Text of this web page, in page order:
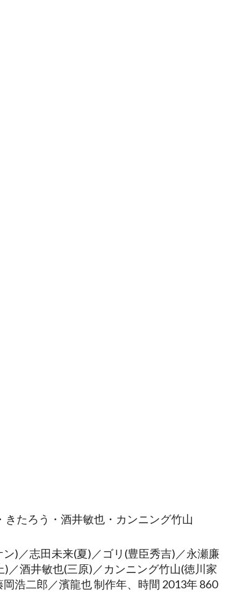
たろう・酒井敏也・カンニング竹山
)／志田未来(夏)／ゴリ(豊臣秀吉)／永瀬廉
／酒井敏也(三原)／カンニング竹山(徳川家
浩二郎／濱龍也 制作年、時間 2013年 860